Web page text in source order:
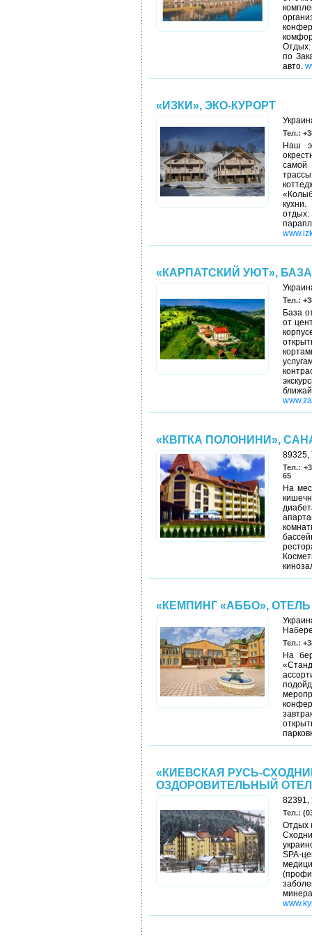
Отдых:
по
авто.
«ИЗКИ», ЭКО-КУРОРТ
Тел.:
Наш
самой
«КАРПАТСКИЙ УЮТ»,
Тел.:
База
от
«КВІТКА ПОЛОНИНИ»,
89325,
Тел.:
65
На
«КЕМПИНГ «АББО», ОТЕЛЬ
Тел.:
На
«КИЕВСКАЯ РУСЬ-
ОЗДОРОВИТЕЛЬНЫЙ
82391,
Тел.:
Отдых
SPA-